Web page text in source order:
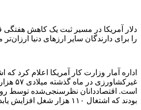
دلار آمریکا در مسیر ثبت یک کاهش هفتگی
را برای دارندگان سایر ارزهای دنیا
اداره آمار وزارت کار آمریکا اعلام کرد
است. اقتصاددانان نظرسنجی‌شده توسط
بودند که اشتغال ۱۱۰ هزار شغل افزایش یابد.